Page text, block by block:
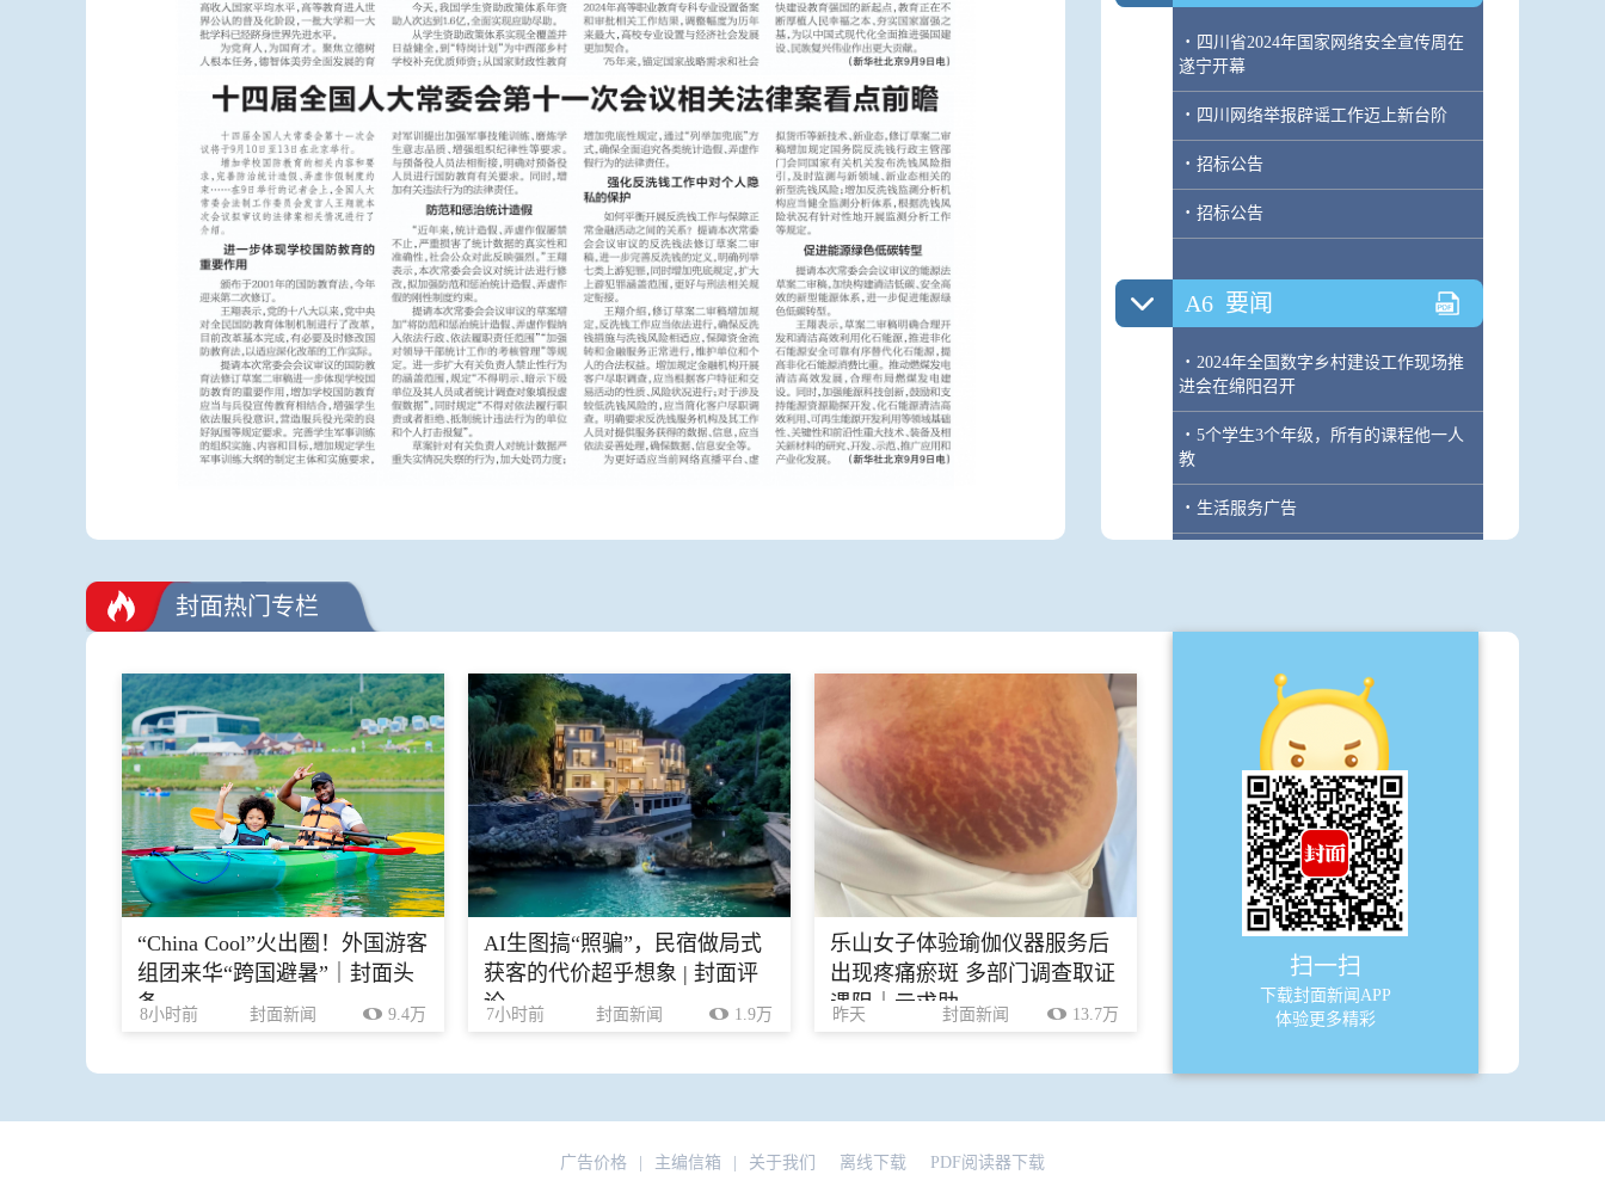
· 四川省2024年国家网络安全宣传周在
遂宁开幕
· 四川网络举报辟谣工作迈上新台阶
· 招标公告
· 招标公告
A6 要闻
· 2024年全国数字乡村建设工作现场推
进会在绵阳召开
· 5个学生3个年级，所有的课程他一人
教
· 生活服务广告
四川
老字号餐厅将福寿螺当田螺卖
成都公安开展夏夜治安巡查宣防第三
次集中统一行动
体彩中国体育彩票9月9日开奖结果
A9 天下
封面热门专栏
“China Cool”火出圈！外国游客
组团来华“跨国避暑”｜封面头
条
8小时前 封面新闻 9.4万
AI生图搞“照骗”，民宿做局式
获客的代价超乎想象 | 封面评
论
7小时前 封面新闻 1.9万
乐山女子体验瑜伽仪器服务后
出现疼痛瘀斑 多部门调查取证
遇阻｜云求助
昨天 封面新闻 13.7万
扫一扫
下载封面新闻APP
体验更多精彩
广告价格 主编信箱 关于我们 离线下载 PDF阅读器下载